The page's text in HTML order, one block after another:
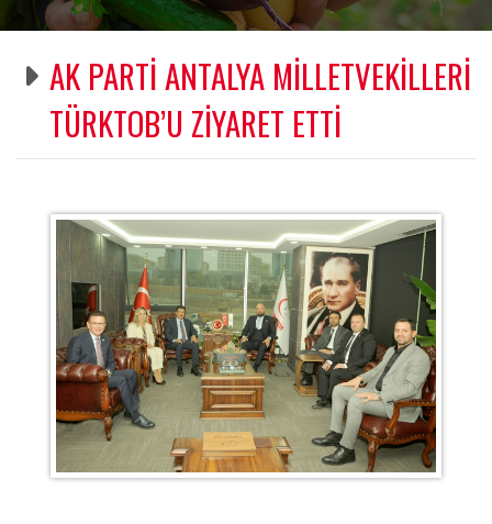
AK PARTİ ANTALYA MİLLETVEKİLLERİ
TÜRKTOB’U ZİYARET ETTİ